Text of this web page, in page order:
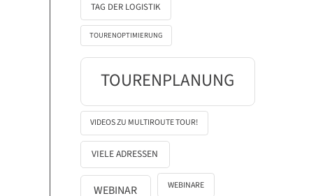
TAG DER LOGISTIK
TOURENOPTIMIERUNG
TOURENPLANUNG
VIDEOS ZU MULTIROUTE TOUR!
VIELE ADRESSEN
WEBINAR WEBINARE